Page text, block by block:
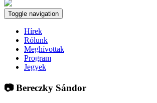
Toggle navigation
Hírek
Rólunk
Meghívottak
Program
Jegyek
📷 Bereczky Sándor